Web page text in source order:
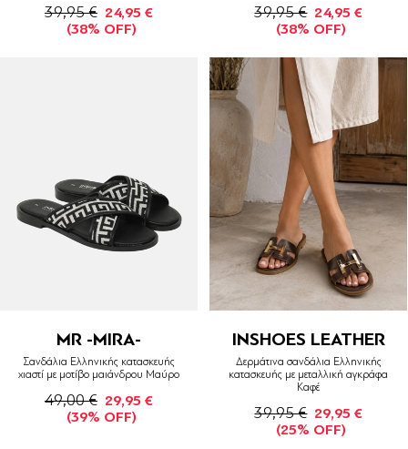
39,95 € 24,95 €
(38% OFF)
39,95 € 24,95 €
(38% OFF)
MR -MIRA-
Σανδάλια Ελληνικής κατασκευής
χιαστί με μοτίβο μαιάνδρου Μαύρο
49,00 € 29,95 €
(39% OFF)
INSHOES LEATHER
Δερμάτινα σανδάλια Ελληνικής
κατασκευής με μεταλλική αγκράφα
Καφέ
39,95 € 29,95 €
(25% OFF)